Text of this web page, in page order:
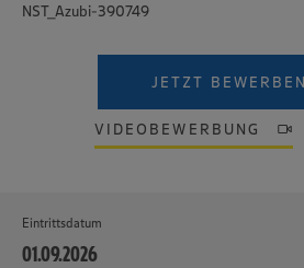
NST_Azubi-390749
JETZT BEWERBEN
VIDEOBEWERBUNG
Eintrittsdatum
01.09.2026